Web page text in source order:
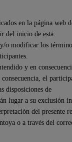
en la página web
del inicio de esta.
o modificar los
y en
consecuencia, el
disposiciones de
lugar a su exclusión
del presente
o a través del